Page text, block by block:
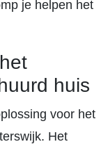
je helpen het
huis
voor het
Het